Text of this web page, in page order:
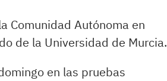
Comunidad Autónoma en
de la Universidad de Murcia.
en las pruebas